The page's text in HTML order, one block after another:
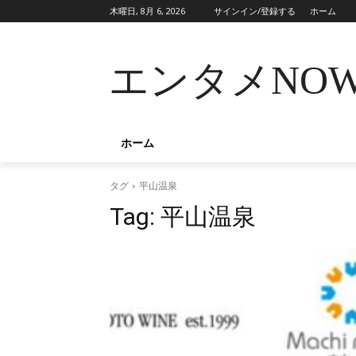
木曜日, 8月 6, 2026 サインイン/登録する ホーム
エンタメ
ホーム
タグ 平山温泉
Tag: 平山温泉